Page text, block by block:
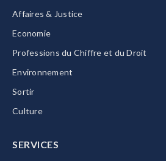
Affaires & Justice
Economie
Professions du Chiffre et du Droit
Environnement
Sortir
Culture
SERVICES